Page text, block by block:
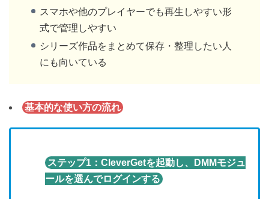
スマホや他のプレイヤーでも再生しやすい形
式で管理しやすい
シリーズ作品をまとめて保存・整理したい人
にも向いている
基本的な使い方の流れ
ステップ1：CleverGetを起動し、DMMモジュ
ールを選んでログインする